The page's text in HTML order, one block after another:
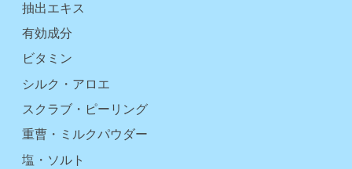
抽出エキス
有効成分
ビタミン
シルク・アロエ
スクラブ・ピーリング
重曹・ミルクパウダー
塩・ソルト